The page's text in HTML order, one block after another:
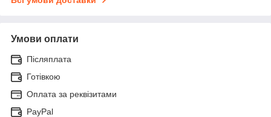
Умови оплати
Післяплата
Готівкою
Оплата за реквізитами
PayPal